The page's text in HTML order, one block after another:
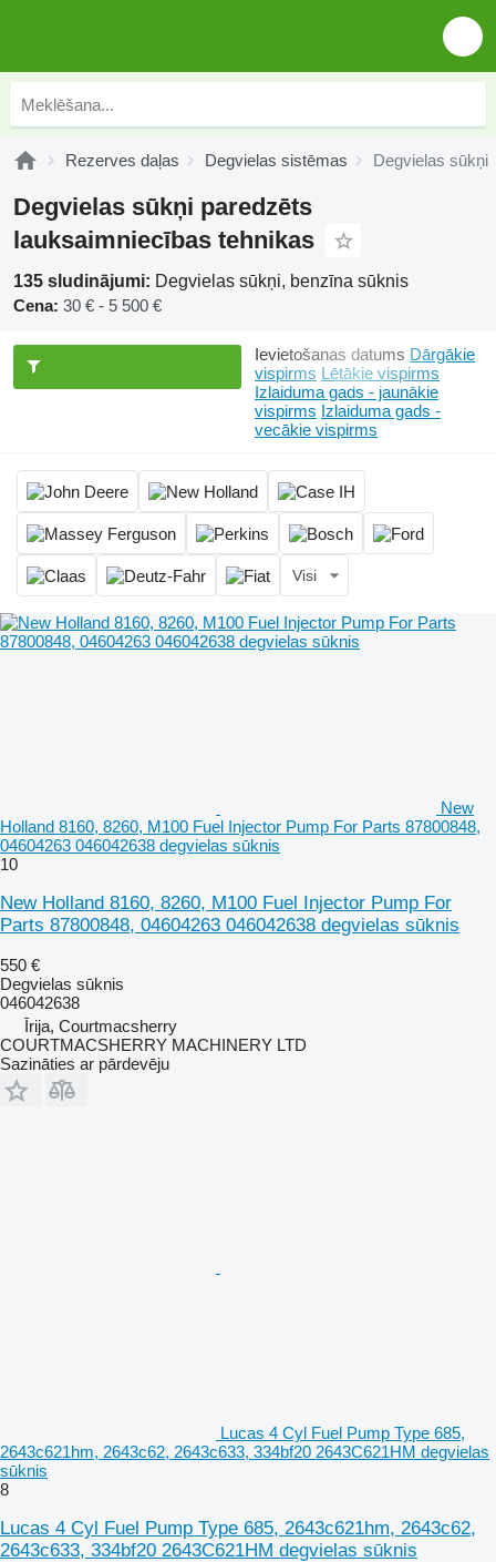
Rezerves daļas Degvielas sistēmas Degvielas sūkņi
Degvielas sūkņi paredzēts
lauksaimniecības tehnikas
135 sludinājumi: Degvielas sūkņi, benzīna sūknis
Cena: 30 € - 5 500 €
Ievietošanas datums Dārgākie
vispirms Lētākie vispirms
Izlaiduma gads - jaunākie
vispirms Izlaiduma gads -
vecākie vispirms
Visi
New
Holland 8160, 8260, M100 Fuel Injector Pump For Parts 87800848,
04604263 046042638 degvielas sūknis
10
New Holland 8160, 8260, M100 Fuel Injector Pump For
Parts 87800848, 04604263 046042638 degvielas sūknis
550 €
Degvielas sūknis
046042638
Īrija, Courtmacsherry
COURTMACSHERRY MACHINERY LTD
Sazināties ar pārdevēju
Lucas 4 Cyl Fuel Pump Type 685,
2643c621hm, 2643c62, 2643c633, 334bf20 2643C621HM degvielas
sūknis
8
Lucas 4 Cyl Fuel Pump Type 685, 2643c621hm, 2643c62,
2643c633, 334bf20 2643C621HM degvielas sūknis